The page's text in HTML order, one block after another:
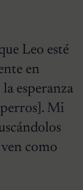
Leo esté
en
esperanza
Mi
como